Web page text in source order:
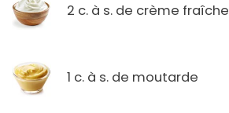
2 c. à s. de crème fraîche
1 c. à s. de moutarde